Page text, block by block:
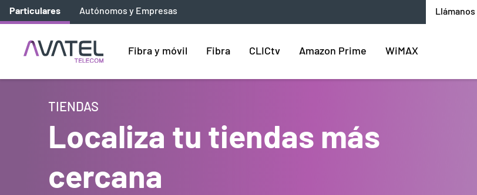
Particulares Autónomos y Empresas Llámanos
Fibra y móvil Fibra CLICtv Amazon Prime WiMAX
TIENDAS
Localiza tu tiendas más
cercana